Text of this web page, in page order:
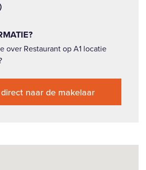
over Restaurant op A1 locatie
naar de makelaar